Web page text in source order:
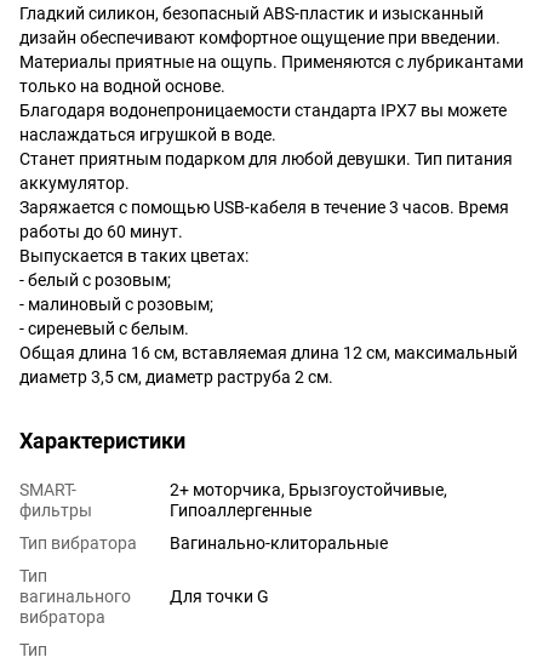
Гладкий силикон, безопасный ABS-пластик и изысканный
дизайн обеспечивают комфортное ощущение при введении.
Материалы приятные на ощупь. Применяются с лубрикантами
только на водной основе.
Благодаря водонепроницаемости стандарта IPX7 вы можете
наслаждаться игрушкой в воде.
Станет приятным подарком для любой девушки. Тип питания
аккумулятор.
Заряжается с помощью USB-кабеля в течение 3 часов. Время
работы до 60 минут.
Выпускается в таких цветах:
- белый с розовым;
- малиновый с розовым;
- сиреневый с белым.
Общая длина 16 см, вставляемая длина 12 см, максимальный
диаметр 3,5 см, диаметр раструба 2 см.
Характеристики
SMART-
фильтры
2+ моторчика, Брызгоустойчивые,
Гипоаллергенные
Тип вибратора
Вагинально-клиторальные
Тип
вагинального
вибратора
Для точки G
Тип